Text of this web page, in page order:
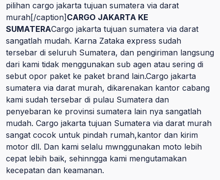
pilihan cargo jakarta tujuan sumatera via darat
murah[/caption] CARGO JAKARTA KE
SUMATERACargo jakarta tujuan sumatera via darat
sangatlah mudah. Karna Zataka express sudah
tersebar di seluruh Sumatera, dan pengiriman langsung
dari kami tidak menggunakan sub agen atau sering di
sebut opor paket ke paket brand lain.Cargo jakarta
sumatera via darat murah, dikarenakan kantor cabang
kami sudah tersebar di pulau Sumatera dan
penyebaran ke provinsi sumatera lain nya sangatlah
mudah. Cargo jakarta tujuan Sumatera via darat murah
sangat cocok untuk pindah rumah,kantor dan kirim
motor dll. Dan kami selalu mwnggunakan moto lebih
cepat lebih baik, sehinngga kami mengutamakan
kecepatan dan keamanan.